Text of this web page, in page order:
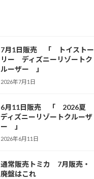
7月1日販売 「 トイストー
リー ディズニーリゾートク
ルーザー 」
2026年7月1日
6月11日販売 「 2026夏
ディズニーリゾートクルーザ
ー 」
2026年6月11日
通常販売トミカ 7月販売・
廃盤はこれ